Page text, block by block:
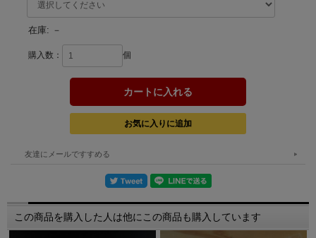
在庫: －
購入数： 個
友達にメールですすめる
この商品を購入した人は他にこの商品も購入しています